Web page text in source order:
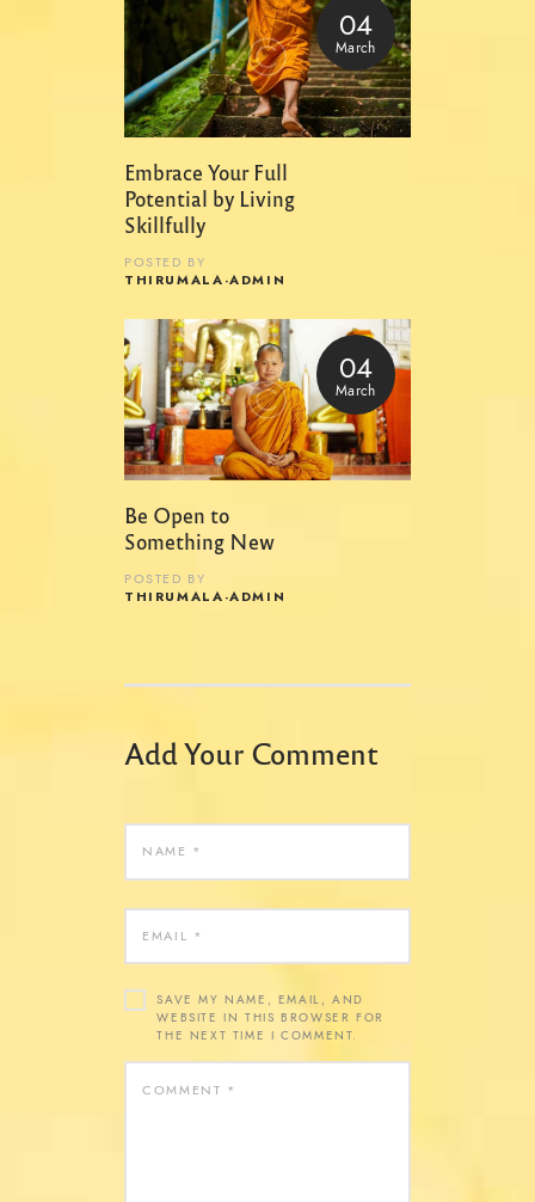
04
March
Embrace Your Full
Potential by Living
Skillfully
POSTED BY
THIRUMALA-ADMIN
04
March
Be Open to
Something New
POSTED BY
THIRUMALA-ADMIN
Add Your Comment
SAVE MY NAME, EMAIL, AND
WEBSITE IN THIS BROWSER FOR
THE NEXT TIME I COMMENT.